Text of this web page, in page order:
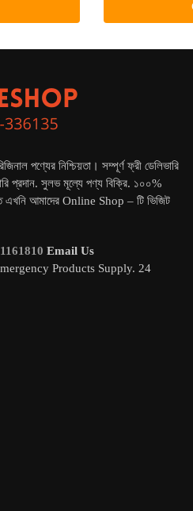
৳ 5,200.৳
পণ্যের নিশ্চিয়তা। সম্পূর্ণ ফ্রী ডেলিভারি
প্রদান. সুলভ মূল্যে পণ্য বিক্রি. ১০০%
এখনি আমাদের Online Shop – টি ভিজিট
Email Us
Products Supply. 24